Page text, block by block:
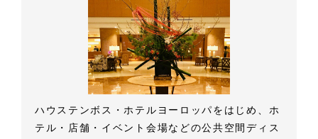
ハウステンボス・ホテルヨーロッパをはじめ、ホ
テル・店舗・イベント会場などの公共空間ディス